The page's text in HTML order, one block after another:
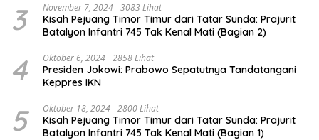
3 November 7, 2024 3083 Lihat
Kisah Pejuang Timor Timur dari Tatar Sunda: Prajurit
Batalyon Infantri 745 Tak Kenal Mati (Bagian 2)
4 Oktober 6, 2024 2858 Lihat
Presiden Jokowi: Prabowo Sepatutnya Tandatangani
Keppres IKN
5 Oktober 18, 2024 2800 Lihat
Kisah Pejuang Timor Timur dari Tatar Sunda: Prajurit
Batalyon Infantri 745 Tak Kenal Mati (Bagian 1)